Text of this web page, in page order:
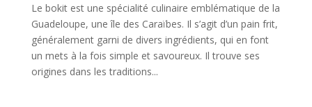
Le bokit est une spécialité culinaire emblématique de la
Guadeloupe, une île des Caraïbes. Il s’agit d’un pain frit,
généralement garni de divers ingrédients, qui en font
un mets à la fois simple et savoureux. Il trouve ses
origines dans les traditions...